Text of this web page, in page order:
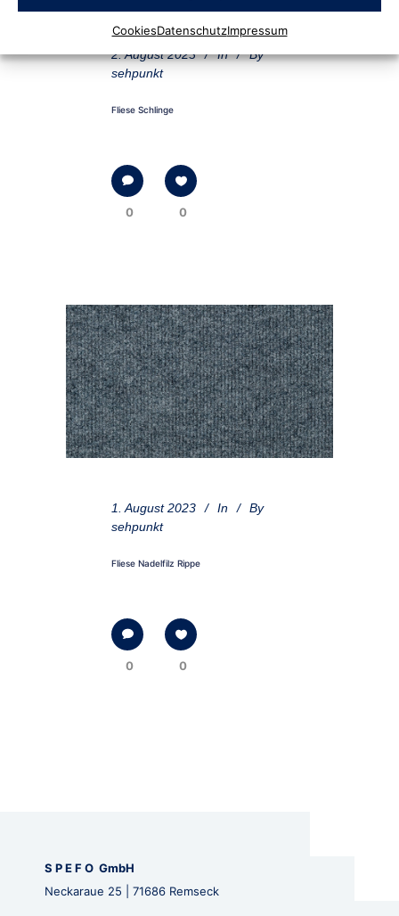
CookiesDatenschutzImpressum
2. August 2023 In
By
sehpunkt
Fliese Schlinge
0 0
1. August 2023 In
By
sehpunkt
Fliese Nadelfilz Rippe
0 0
S P E F O GmbH
Neckaraue 25 | 71686 Remseck